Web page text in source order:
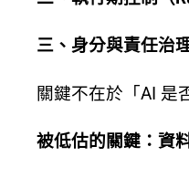
三、身分與責任治
關鍵不在於「AI 是
被低估的關鍵：資